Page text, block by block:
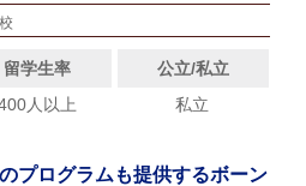
留学生率
公立/私立
人以上 私立
プログラムも提供するボーン